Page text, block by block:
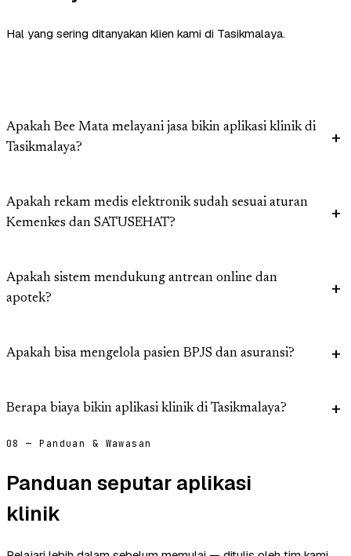
Hal yang sering ditanyakan klien kami di Tasikmalaya.
Apakah Bee Mata melayani jasa bikin aplikasi klinik di
Tasikmalaya?
Apakah rekam medis elektronik sudah sesuai aturan
Kemenkes dan SATUSEHAT?
Apakah sistem mendukung antrean online dan
apotek?
Apakah bisa mengelola pasien BPJS dan asuransi?
Berapa biaya bikin aplikasi klinik di Tasikmalaya?
08 — Panduan & Wawasan
Panduan seputar aplikasi
klinik